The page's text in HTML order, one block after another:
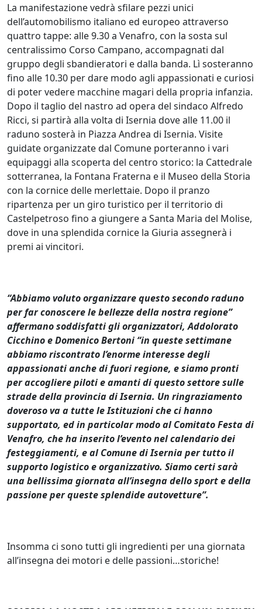
La manifestazione vedrà sfilare pezzi unici
dell’automobilismo italiano ed europeo attraverso
quattro tappe: alle 9.30 a Venafro, con la sosta sul
centralissimo Corso Campano, accompagnati dal
gruppo degli sbandieratori e dalla banda. Lì sosteranno
fino alle 10.30 per dare modo agli appassionati e curiosi
di poter vedere macchine magari della propria infanzia.
Dopo il taglio del nastro ad opera del sindaco Alfredo
Ricci, si partirà alla volta di Isernia dove alle 11.00 il
raduno sosterà in Piazza Andrea di Isernia. Visite
guidate organizzate dal Comune porteranno i vari
equipaggi alla scoperta del centro storico: la Cattedrale
sotterranea, la Fontana Fraterna e il Museo della Storia
con la cornice delle merlettaie. Dopo il pranzo
ripartenza per un giro turistico per il territorio di
Castelpetroso fino a giungere a Santa Maria del Molise,
dove in una splendida cornice la Giuria assegnerà i
premi ai vincitori.
“Abbiamo voluto organizzare questo secondo raduno
per far conoscere le bellezze della nostra regione”
affermano soddisfatti gli organizzatori, Addolorato
Cicchino e Domenico Bertoni “in queste settimane
abbiamo riscontrato l’enorme interesse degli
appassionati anche di fuori regione, e siamo pronti
per accogliere piloti e amanti di questo settore sulle
strade della provincia di Isernia. Un ringraziamento
doveroso va a tutte le Istituzioni che ci hanno
supportato, ed in particolar modo al Comitato Festa di
Venafro, che ha inserito l’evento nel calendario dei
festeggiamenti, e al Comune di Isernia per tutto il
supporto logistico e organizzativo. Siamo certi sarà
una bellissima giornata all’insegna dello sport e della
passione per queste splendide autovetture”.
Insomma ci sono tutti gli ingredienti per una giornata
all’insegna dei motori e delle passioni…storiche!